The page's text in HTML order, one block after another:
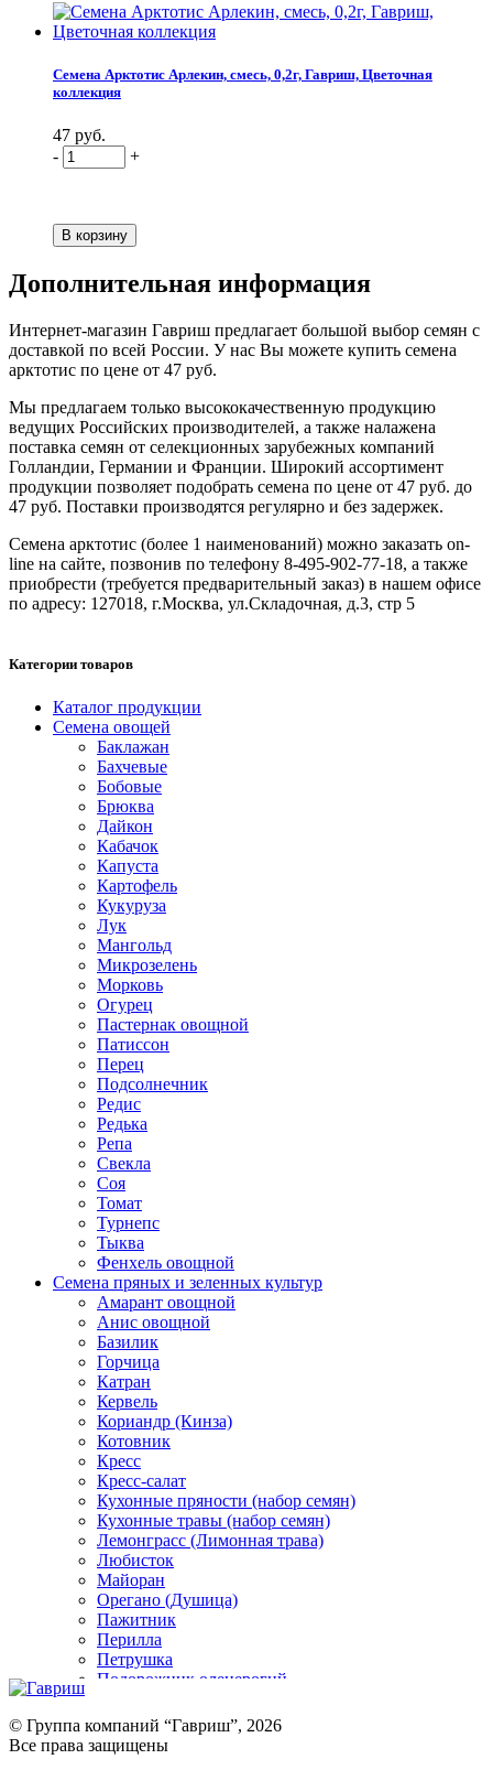
Семена Арктотис Арлекин, смесь, 0,2г, Гавриш, Цветочная
коллекция
47 руб.
-
+
Дополнительная информация
Интернет-магазин Гавриш предлагает большой выбор семян с
доставкой по всей России. У нас Вы можете купить семена
арктотис по цене от 47 руб.
Мы предлагаем только высококачественную продукцию
ведущих Российских производителей, а также налажена
поставка семян от селекционных зарубежных компаний
Голландии, Германии и Франции. Широкий ассортимент
продукции позволяет подобрать семена по цене от 47 руб. до
47 руб. Поставки производятся регулярно и без задержек.
Семена арктотис (более 1 наименований) можно заказать on-
line на сайте, позвонив по телефону 8-495-902-77-18, а также
приобрести (требуется предварительный заказ) в нашем офисе
по адресу: 127018, г.Москва, ул.Складочная, д.3, стр 5
Категории товаров
Каталог продукции
Семена овощей
Баклажан
Бахчевые
Бобовые
Брюква
Дайкон
Кабачок
Капуста
Картофель
Кукуруза
Лук
Мангольд
Микрозелень
Морковь
Огурец
Пастернак овощной
Патиссон
Перец
Подсолнечник
Редис
Редька
Репа
Свекла
Соя
Томат
Турнепс
Тыква
Фенхель овощной
Семена пряных и зеленных культур
Амарант овощной
Анис овощной
Базилик
Горчица
Катран
Кервель
Кориандр (Кинза)
Котовник
Кресс
Кресс-салат
Кухонные пряности (набор семян)
Кухонные травы (набор семян)
Лемонграсс (Лимонная трава)
Любисток
Майоран
Орегано (Душица)
Пажитник
Перилла
Петрушка
Подорожник оленерогий
Ревень
Рукола
Рута
© Группа компаний “Гавриш”, 2026
Все права защищены